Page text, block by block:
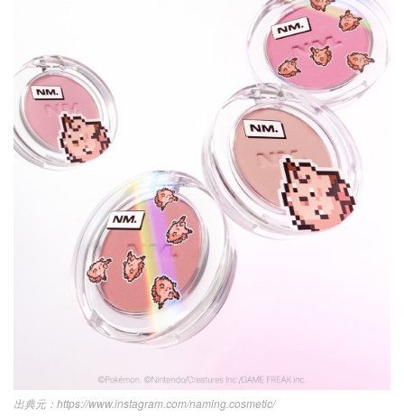
https://www.instagram.com/naming.cosmetic/